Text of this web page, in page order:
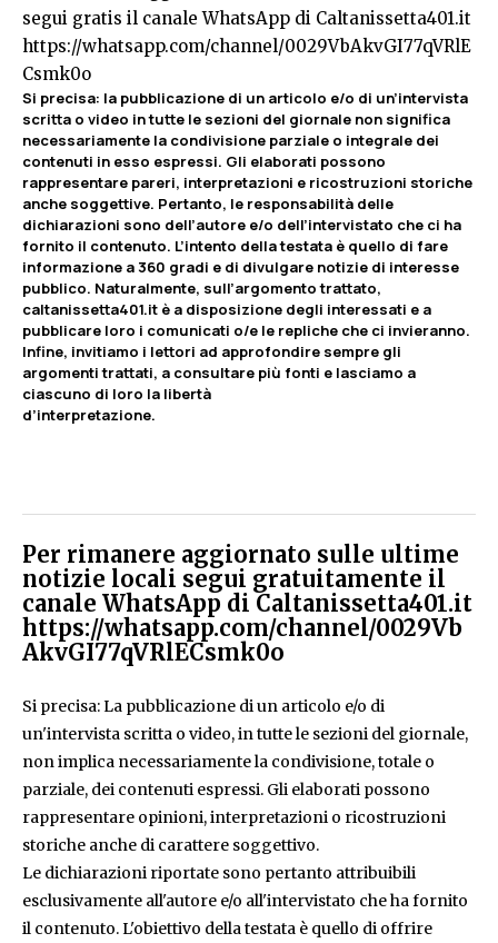
segui gratis il canale WhatsApp di Caltanissetta401.it
https://whatsapp.com/channel/0029VbAkvGI77qVRlE
Csmk0o
Si precisa: la pubblicazione di un articolo e/o di un’intervista
scritta o video in tutte le sezioni del giornale non significa
necessariamente la condivisione parziale o integrale dei
contenuti in esso espressi. Gli elaborati possono
rappresentare pareri, interpretazioni e ricostruzioni storiche
anche soggettive. Pertanto, le responsabilità delle
dichiarazioni sono dell’autore e/o dell’intervistato che ci ha
fornito il contenuto. L’intento della testata è quello di fare
informazione a 360 gradi e di divulgare notizie di interesse
pubblico. Naturalmente, sull’argomento trattato,
caltanissetta401.it è a disposizione degli interessati e a
pubblicare loro i comunicati o/e le repliche che ci invieranno.
Infine, invitiamo i lettori ad approfondire sempre gli
argomenti trattati, a consultare più fonti e lasciamo a
ciascuno di loro la libertà
d’interpretazione.
Per rimanere aggiornato sulle ultime
notizie locali segui gratuitamente il
canale WhatsApp di Caltanissetta401.it
https://whatsapp.com/channel/0029Vb
AkvGI77qVRlECsmk0o
Si precisa: La pubblicazione di un articolo e/o di
un'intervista scritta o video, in tutte le sezioni del giornale,
non implica necessariamente la condivisione, totale o
parziale, dei contenuti espressi. Gli elaborati possono
rappresentare opinioni, interpretazioni o ricostruzioni
storiche anche di carattere soggettivo.
Le dichiarazioni riportate sono pertanto attribuibili
esclusivamente all'autore e/o all'intervistato che ha fornito
il contenuto. L'obiettivo della testata è quello di offrire